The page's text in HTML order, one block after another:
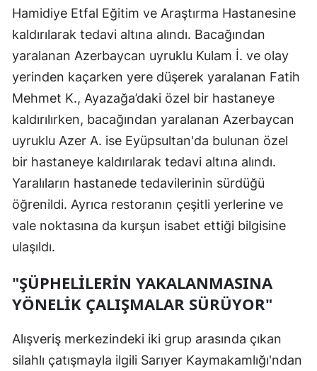
Sivas
Tokat
Trabzon
Tunceli
Şanlıurfa
Uşak
Van
Zonguldak
Aksaray
Bayburt
Karaman
Hamidiye Etfal Eğitim ve Araştırma Hastanesine
kaldırılarak tedavi altına alındı. Bacağından
yaralanan Azerbaycan uyruklu Kulam İ. ve olay
yerinden kaçarken yere düşerek yaralanan Fatih
Mehmet K., Ayazağa’daki özel bir hastaneye
kaldırılırken, bacağından yaralanan Azerbaycan
uyruklu Azer A. ise Eyüpsultan'da bulunan özel
bir hastaneye kaldırılarak tedavi altına alındı.
Yaralıların hastanede tedavilerinin sürdüğü
öğrenildi. Ayrıca restoranın çeşitli yerlerine ve
vale noktasına da kurşun isabet ettiği bilgisine
ulaşıldı.
"ŞÜPHELİLERİN YAKALANMASINA
YÖNELİK ÇALIŞMALAR SÜRÜYOR"
Alışveriş merkezindeki iki grup arasında çıkan
silahlı çatışmayla ilgili Sarıyer Kaymakamlığı'ndan